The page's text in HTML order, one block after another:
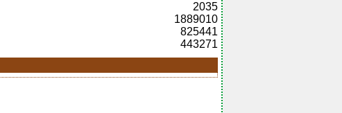
2035
1889010
825441
443271